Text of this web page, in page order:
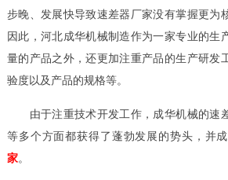
步晚、发展快导致速差器厂家没有掌握更为
因此，河北成华机械制造作为一家专业的生
量的产品之外，还更加注重产品的生产研发
验度以及产品的规格等。
由于注重技术开发工作，成华机械的速
等多个方面都获得了蓬勃发展的势头，并
家。